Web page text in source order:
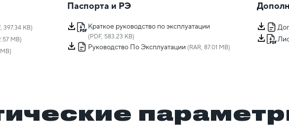
397.34 KB)
MB)
Паспорта и РЭ
Краткое руководство по эксплуатации
(PDF, 583.23 KB)
Руководство По Эксплуатации (RAR, 87.01 MB)